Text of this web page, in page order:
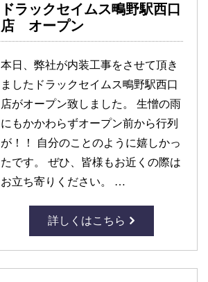
ドラックセイムス鴫野駅西口
店 オープン
本日、弊社が内装工事をさせて頂き
ましたドラックセイムス鴫野駅西口
店がオープン致しました。 生憎の雨
にもかかわらずオープン前から行列
が！！ 自分のことのように嬉しかっ
たです。 ぜひ、皆様もお近くの際は
お立ち寄りください。 …
詳しくはこちら